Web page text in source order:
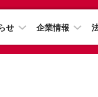
せ 企業情報